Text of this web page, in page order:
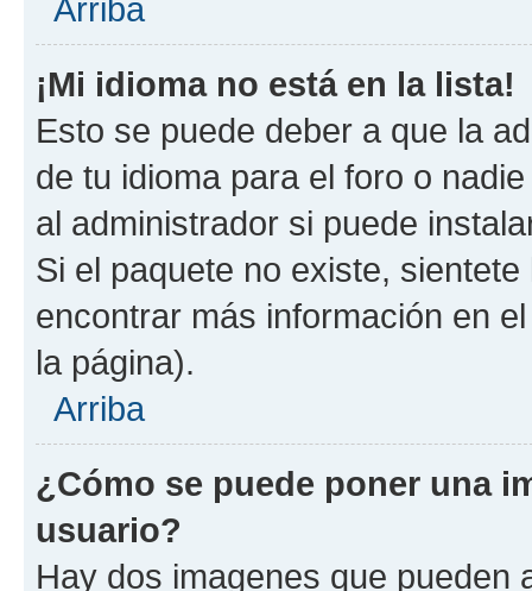
Arriba
¡Mi idioma no está en la lista!
Esto se puede deber a que la
de tu idioma para el foro o
al administrador si puede
Si el paquete no existe,
encontrar más información en
la página).
Arriba
¿Cómo se puede poner una
usuario?
Hay dos imagenes que pueden